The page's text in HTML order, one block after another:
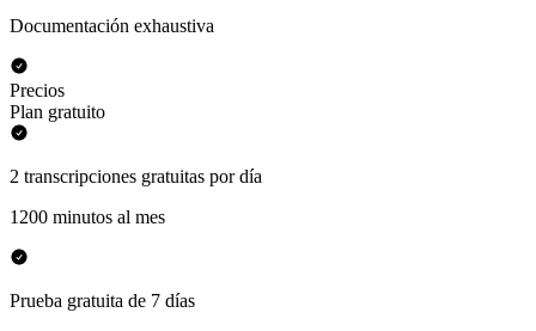
Documentación exhaustiva
Precios
Plan gratuito
2 transcripciones gratuitas por día
1200 minutos al mes
Prueba gratuita de 7 días